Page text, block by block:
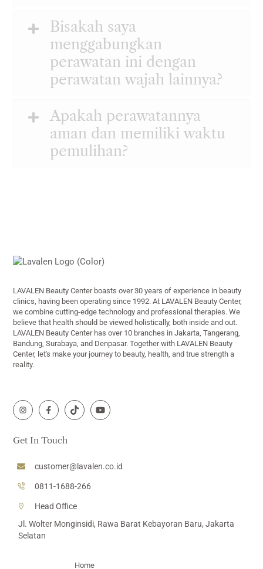
Bisakah saya
menggabungkan
perawatan ini dengan
perawatan wajah lainnya?
Apakah perawatannya
aman dan memiliki waktu
pemulihan?
Top
LAVALEN Beauty Center boasts over 30 years of experience in beauty
clinics, having been operating since 1992. At LAVALEN Beauty Center,
we combine cutting-edge technology and professional therapies. We
believe that health should be viewed holistically, both inside and out.
LAVALEN Beauty Center has over 10 branches in Jakarta, Tangerang,
Bandung, Surabaya, and Denpasar. Together with LAVALEN Beauty
Center, let's make your journey to beauty, health, and true strength a
reality.
Icon
Icon
Icon
Icon
Get In Touch
customer@lavalen.co.id
0811-1688-266
Head Office
Jl. Wolter Monginsidi, Rawa Barat Kebayoran Baru, Jakarta
Selatan
Home